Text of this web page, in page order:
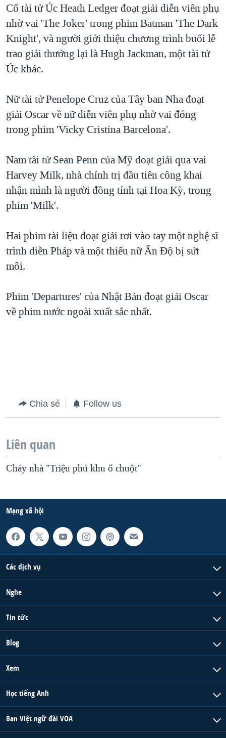
TRỊNH VĨNH BÌNH VS. CHÍNH PHỦ VIỆT NAM
NGƯ DÂN VIỆT VÀ LÀN SÓNG TRỘM HẢI SÂM
BÊN KIA QUỐC LỘ: TIẾNG VỌNG TỪ NÔNG THÔN MỸ
QUAN HỆ VIỆT MỸ
Cố tài tử Úc Heath Ledger đoạt giải diễn viên phụ
nhờ vai 'The Joker' trong phim Batman 'The Dark
Knight', và người giới thiệu chương trình buổi lễ
trao giải thưởng lại là Hugh Jackman, một tài tử
Úc khác.
Nữ tài tử Penelope Cruz của Tây ban Nha đoạt
giải Oscar về nữ diễn viên phụ nhờ vai đóng
trong phim 'Vicky Cristina Barcelona'.
Nam tài tử Sean Penn của Mỹ đoạt giải qua vai
Harvey Milk, nhà chính trị đầu tiên công khai
nhận mình là người đồng tính tại Hoa Kỳ, trong
phim 'Milk'.
Hai phim tài liệu đoạt giải rơi vào tay một nghệ sĩ
trình diễn Pháp và một thiếu nữ Ấn Ðộ bị sứt
môi.
Phim 'Departures' của Nhật Bản đoạt giải Oscar
về phim nước ngoài xuất sắc nhất.
Chia sẻ Follow us
Liên quan
Cháy nhà "Triệu phú khu ổ chuột"
Mạng xã hội
Các dịch vụ
Nghe
Tin tức
Blog
Xem
Học tiếng Anh
Ban Việt ngữ đài VOA